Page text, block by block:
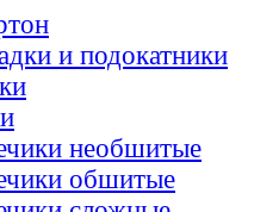
и подокатники
необшитые
обшитые